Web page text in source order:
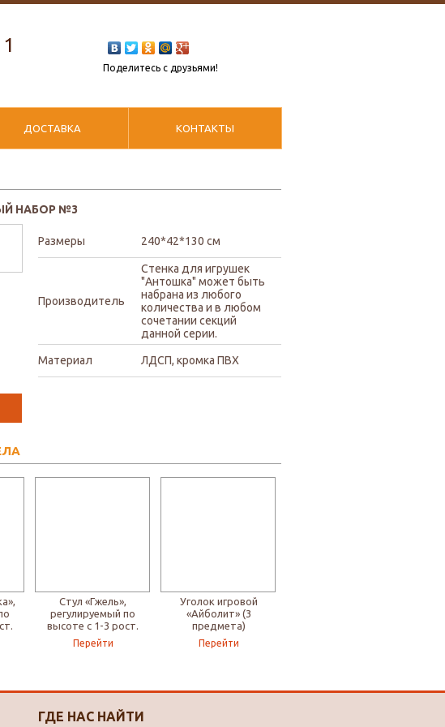
Поделитесь с друзьями!
ДОСТАВКА КОНТАКТЫ
НАБОР №3
Размеры 240*42*130 см
Производитель
Стенка для игрушек
"Антошка" может быть
набрана из любого
количества и в любом
сочетании секций
данной серии.
Материал ЛДСП, кромка ПВХ
Стул «Гжель»,
регулируемый по
высоте с 1-3 рост.
группу
Перейти
Уголок игровой
«Айболит» (3
предмета)
Перейти
ГДЕ НАС НАЙТИ